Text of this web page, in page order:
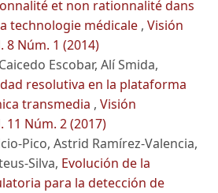
et non rationnalité dans
technologie médicale , Visión
8 Núm. 1 (2014)
Escobar, Alí Smida,
resolutiva en la plataforma
transmedia , Visión
11 Núm. 2 (2017)
Pico, Astrid Ramírez-Valencia,
Silva, Evolución de la
para la detección de